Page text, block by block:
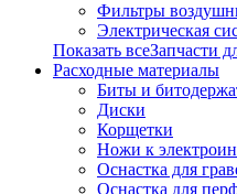
Фильтры
Электрическая
Показать всеЗапчасти
Расходные материалы
Биты и
Диски
Корщетки
Ножи к
Оснастка для
Оснастка для